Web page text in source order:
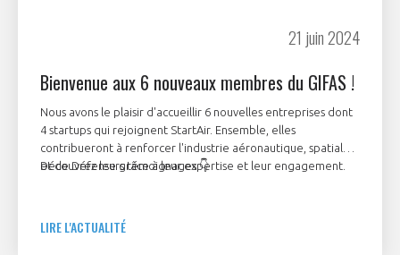
21 juin 2024
Bienvenue aux 6 nouveaux membres du GIFAS !
Nous avons le plaisir d'accueillir 6 nouvelles entreprises dont
4 startups qui rejoignent StartAir. Ensemble, elles
contribueront à renforcer l'industrie aéronautique, spatiale
et de Défense grâce à leur expertise et leur engagement.
Découvrez leurs témoignages 👇
LIRE L'ACTUALITÉ